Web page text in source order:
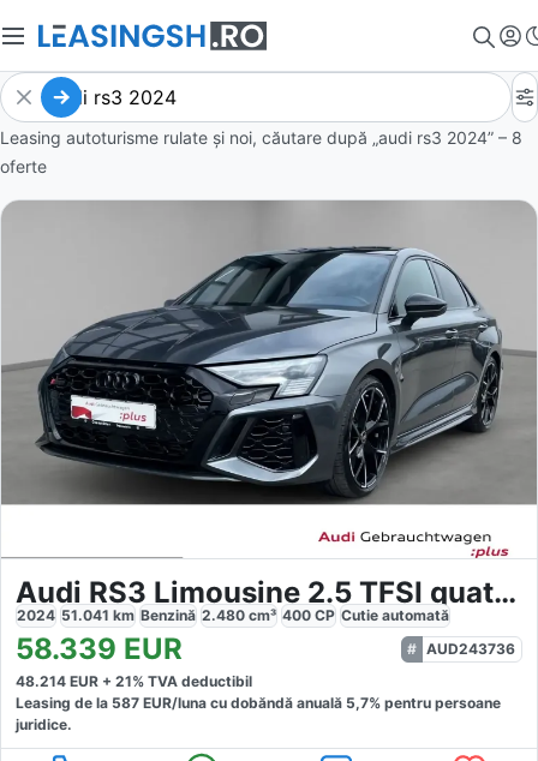
Leasing autoturisme rulate și noi, căutare după „audi rs3 2024” – 8
oferte
Audi RS3 Limousine 2.5 TFSI quattro
2024 51.041 km Benzină 2.480 cm³ 400 CP Cutie automată
58.339 EUR
AUD243736
48.214 EUR + 21% TVA deductibil
Leasing de la 587 EUR/luna cu dobăndă anuală 5,7% pentru persoane
juridice.